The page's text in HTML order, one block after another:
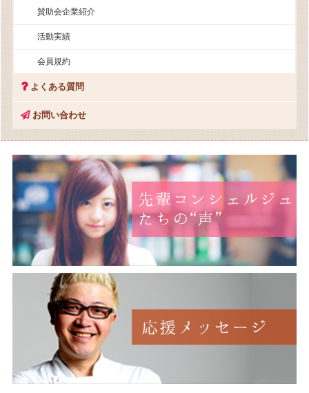
賛助会企業紹介
活動実績
会員規約
よくある質問
お問い合わせ